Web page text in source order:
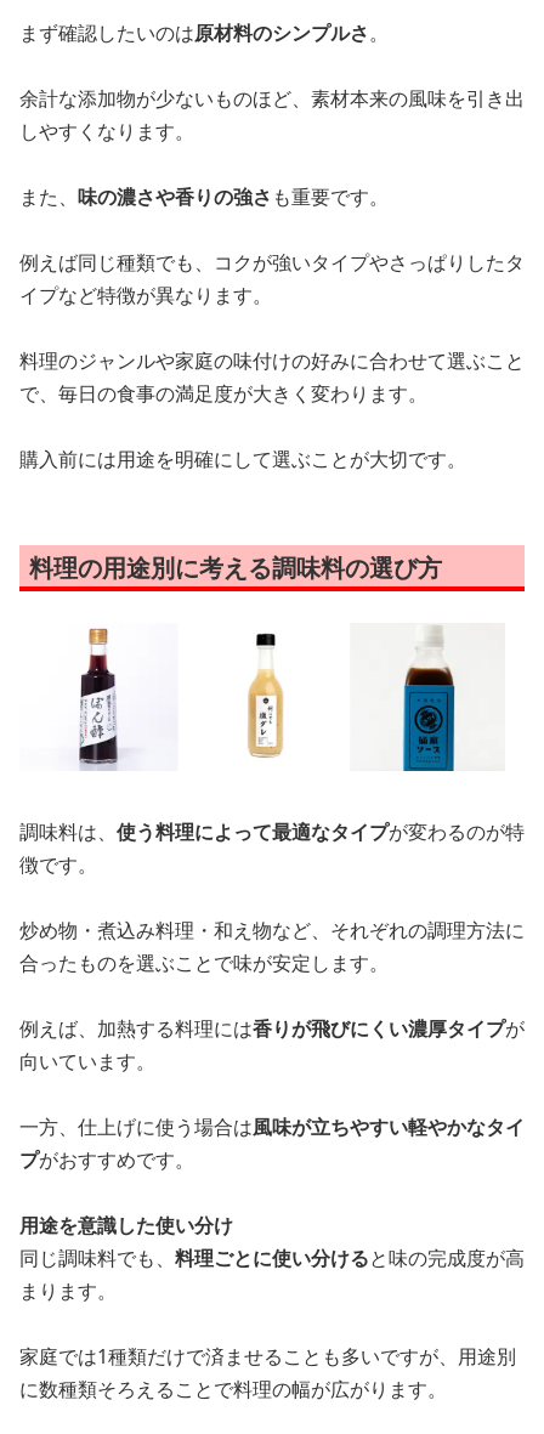
まず確認したいのは原材料のシンプルさ。
余計な添加物が少ないものほど、素材本来の風味を引き出
しやすくなります。
また、 味の濃さや香りの強さ も重要です。
例えば同じ種類でも、コクが強いタイプやさっぱりしたタ
イプなど特徴が異なります。
料理のジャンルや家庭の味付けの好みに合わせて選ぶこと
で、毎日の食事の満足度が大きく変わります。
購入前には用途を明確にして選ぶことが大切です。
料理の用途別に考える調味料の選び方
調味料は、 使う料理によって最適なタイプが変わるのが特
徴です。
炒め物・煮込み料理・和え物など、それぞれの調理方法に
合ったものを選ぶことで味が安定します。
例えば、加熱する料理には香りが飛びにくい濃厚タイプが
向いています。
一方、仕上げに使う場合は風味が立ちやすい軽やかなタイ
プがおすすめです。
用途を意識した使い分け
同じ調味料でも、 料理ごとに使い分けると味の完成度が高
まります。
家庭では1種類だけで済ませることも多いですが、用途別
に数種類そろえることで料理の幅が広がります。